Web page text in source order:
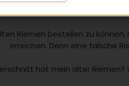
Was für
Riemen bestellen zu
erreichen. Denn eine falsche
hat mein alter Riemen?